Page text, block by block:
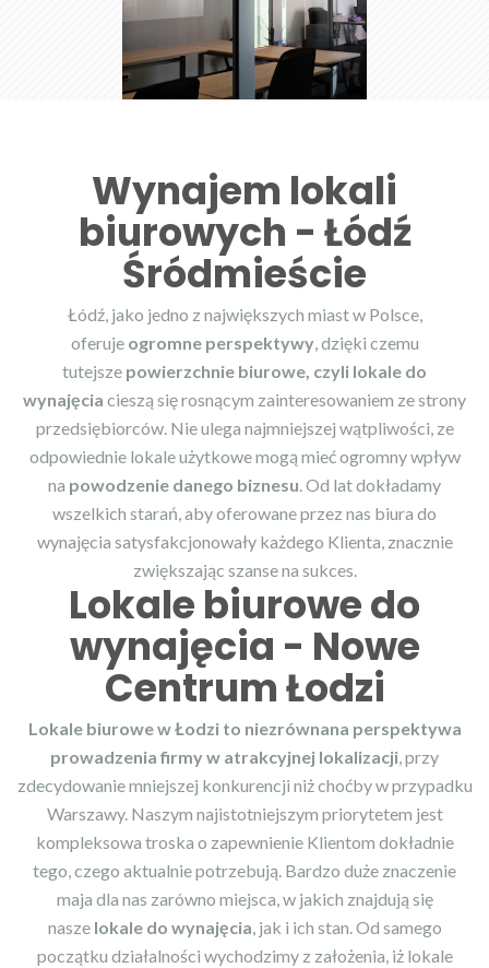
Wynajem lokali
biurowych - Łódź
Śródmieście
Łódź, jako jedno z największych miast w Polsce,
oferuje ogromne perspektywy, dzięki czemu
tutejsze powierzchnie biurowe, czyli lokale do
wynajęcia cieszą się rosnącym zainteresowaniem ze strony
przedsiębiorców. Nie ulega najmniejszej wątpliwości, ze
odpowiednie lokale użytkowe mogą mieć ogromny wpływ
na powodzenie danego biznesu. Od lat dokładamy
wszelkich starań, aby oferowane przez nas biura do
wynajęcia satysfakcjonowały każdego Klienta, znacznie
zwiększając szanse na sukces.
Lokale biurowe do
wynajęcia - Nowe
Centrum Łodzi
Lokale biurowe w Łodzi to niezrównana perspektywa
prowadzenia firmy w atrakcyjnej lokalizacji, przy
zdecydowanie mniejszej konkurencji niż choćby w przypadku
Warszawy. Naszym najistotniejszym priorytetem jest
kompleksowa troska o zapewnienie Klientom dokładnie
tego, czego aktualnie potrzebują. Bardzo duże znaczenie
maja dla nas zarówno miejsca, w jakich znajdują się
naszelokale do wynajęcia, jak i ich stan. Od samego
początku działalności wychodzimy z założenia, iż lokale